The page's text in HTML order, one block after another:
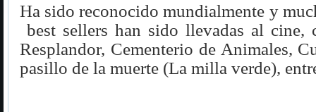
Ha sido reconocido mundialmente y
best sellers han sido llevadas al cine,
Resplandor, Cementerio de Animales,
pasillo de la muerte (La milla verde),